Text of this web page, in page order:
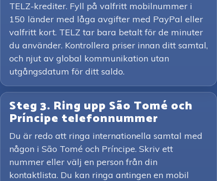
TELZ-krediter. Fyll på valfritt mobilnummer i
150 länder med låga avgifter med PayPal eller
valfritt kort. TELZ tar bara betalt för de minuter
du använder. Kontrollera priser innan ditt samtal,
och njut av global kommunikation utan
utgångsdatum för ditt saldo.
Steg 3. Ring upp São Tomé och
Príncipe telefonnummer
Du är redo att ringa internationella samtal med
någon i São Tomé och Príncipe. Skriv ett
nummer eller välj en person från din
kontaktlista. Du kan ringa antingen en mobil